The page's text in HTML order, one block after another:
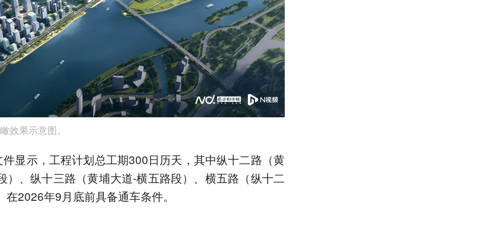
效果示意图。
显示，工程计划总工期300日历天，其中纵十二路（黄
）、纵十三路（黄埔大道-横五路段）、横五路（纵十二
在2026年9月底前具备通车条件。